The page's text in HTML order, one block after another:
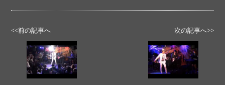
<<前の記事へ 次の記事へ>>